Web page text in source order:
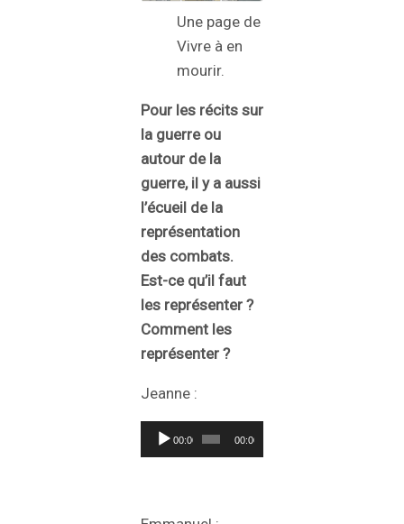
Une page de
Vivre à en
mourir.
Pour les récits sur
la guerre ou
autour de la
guerre, il y a aussi
l’écueil de la
représentation
des combats.
Est-ce qu’il faut
les représenter ?
Comment les
représenter ?
Jeanne :
Lecteur
audio
00:00 00:00